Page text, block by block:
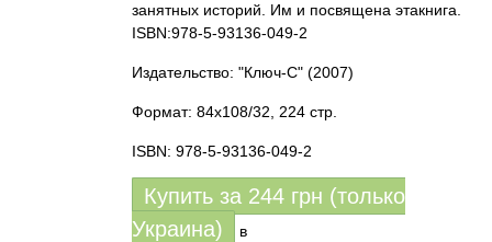
занятных историй. Им и посвящена этакнига.
ISBN:978-5-93136-049-2
Издательство: "Ключ-С" (2007)
Формат: 84x108/32, 224 стр.
ISBN: 978-5-93136-049-2
Купить за 244 грн (только
Украина)
в